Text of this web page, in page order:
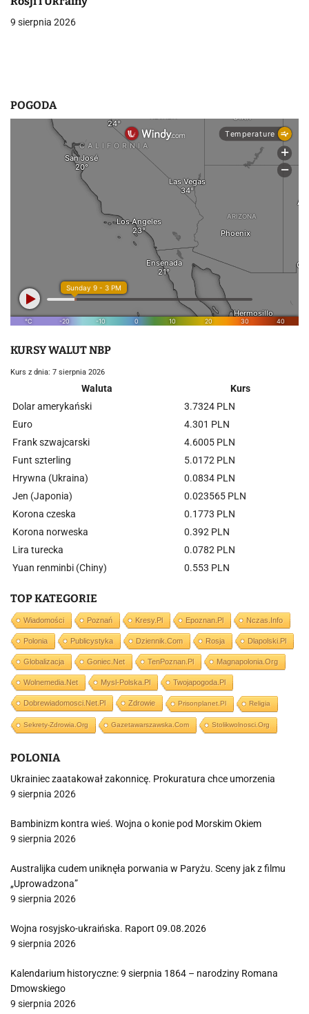
s
9 sierpnia 2026
POGODA
KURSY WALUT NBP
Kurs z dnia: 7 sierpnia 2026
Waluta
Kurs
Dolar amerykański
3.7324 PLN
Euro
4.301 PLN
Frank szwajcarski
4.6005 PLN
Funt szterling
5.0172 PLN
Hrywna (Ukraina)
0.0834 PLN
Jen (Japonia)
0.023565 PLN
Korona czeska
0.1773 PLN
Korona norweska
0.392 PLN
Lira turecka
0.0782 PLN
Yuan renminbi (Chiny)
0.553 PLN
TOP KATEGORIE
Wiadomości Poznań Kresy.pl Epoznan.pl Nczas.info
Polonia Publicystyka Dziennik.com Rosja Dlapolski.pl
Globalizacja Goniec.net TenPoznan.pl Magnapolonia.org
Wolnemedia.net Mysl-Polska.pl Twojapogoda.pl
Dobrewiadomosci.net.pl Zdrowie Prisonplanet.pl Religia
Sekrety-Zdrowia.org Gazetawarszawska.com Stolikwolnosci.org
POLONIA
Ukrainiec zaatakował zakonnicę. Prokuratura chce umorzenia
9 sierpnia 2026
Bambinizm kontra wieś. Wojna o konie pod Morskim Okiem
9 sierpnia 2026
Australijka cudem uniknęła porwania w Paryżu. Sceny jak z filmu
„Uprowadzona”
9 sierpnia 2026
Wojna rosyjsko-ukraińska. Raport 09.08.2026
9 sierpnia 2026
Kalendarium historyczne: 9 sierpnia 1864 – narodziny Romana
Dmowskiego
9 sierpnia 2026